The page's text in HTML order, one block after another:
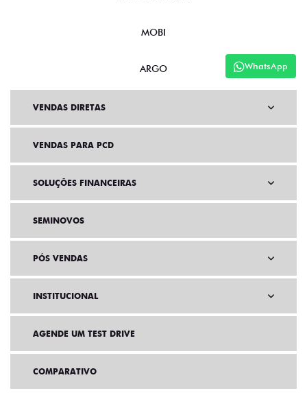
WhatsApp
MOBI
ARGO
VENDAS DIRETAS
VENDAS PARA PCD
SOLUÇÕES FINANCEIRAS
SEMINOVOS
PÓS VENDAS
INSTITUCIONAL
AGENDE UM TEST DRIVE
COMPARATIVO